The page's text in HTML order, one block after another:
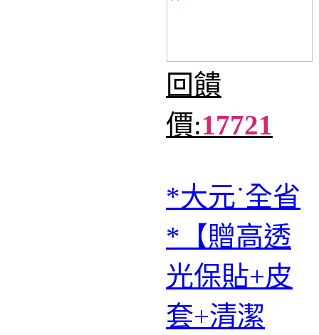
回饋
價:17721
*大元˙全省
*【贈高透
光保貼+皮
套+清潔